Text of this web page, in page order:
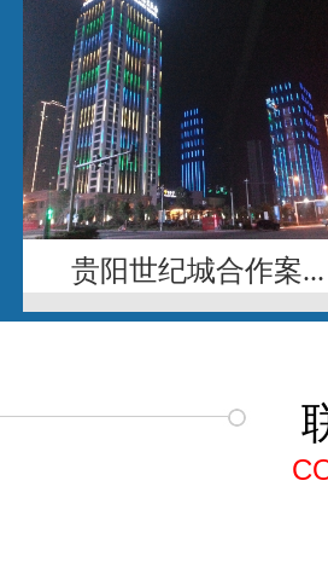
贵阳世纪城合作案...